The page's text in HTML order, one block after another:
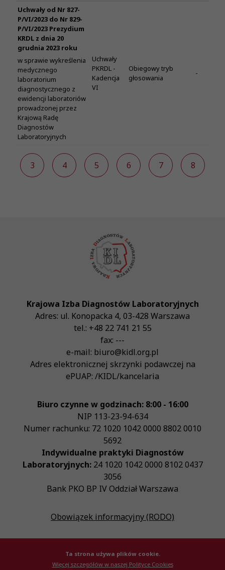
Uchwały od Nr 827-
P/VI/2023 do Nr 829-
P/VI/2023 Prezydium
KRDL z dnia 20
grudnia 2023 roku
w sprawie wykreślenia
medycznego
laboratorium
diagnostycznego z
ewidencji laboratoriów
prowadzonej przez
Krajową Radę
Diagnostów
Laboratoryjnych
Uchwały
PKRDL -
Kadencja
VI
Obiegowy tryb
głosowania
-
3 4 5 6 7 8
Krajowa Izba Diagnostów Laboratoryjnych
Adres: ul. Konopacka 4, 03-428 Warszawa
tel.: +48 22 741 21 55
fax: ---
e-mail: biuro@kidl.org.pl
Adres elektronicznej skrzynki podawczej na
ePUAP: /KIDL/kancelaria
Biuro czynne w godzinach: 8:00 - 16:00
NIP 113-23-94-634
Numer rachunku: 72 1020 1042 0000 8802 0010
5692
Indywidualne praktyki Diagnostów
Laboratoryjnych:24 1020 1042 0000 8102 0437
3056
Bank PKO BP IV Oddział Warszawa
Obowiązek informacyjny (RODO)
Ta strona używa plików cookie.
Więcej szczegółów w naszej Polityce Cookies